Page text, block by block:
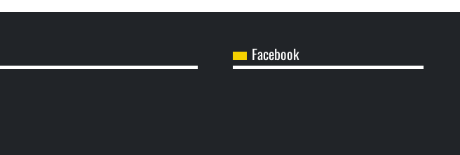
Facebook